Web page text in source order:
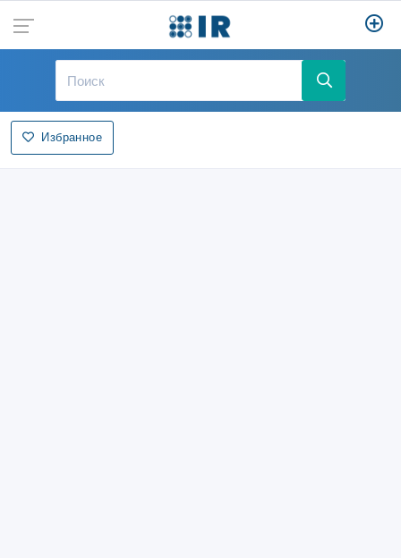
Избранное